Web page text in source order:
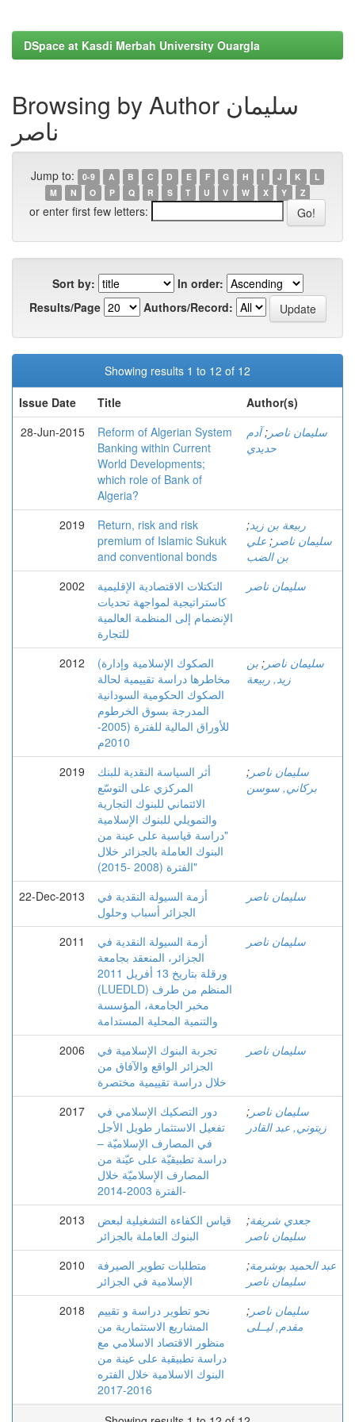
DSpace at Kasdi Merbah University Ouargla
Browsing by Author سليمان
ناصر
Jump to: 0-9 A B C D E F G H I J K
L
M
N O P Q R S T U V W X Y Z
or enter first few letters:
Sort by:
In order:
Results/Page
Authors/Record:
Showing results 1 to 12 of 12
Issue Date
Title
Author(s)
28-Jun-2015
Reform of Algerian System
Banking within Current
World Developments;
which role of Bank of
Algeria?
سليمان ناصر ;آدم
حديدي
2019
Return, risk and risk
premium of Islamic Sukuk
and conventional bonds
ربيعة بن زيد;
سليمان ناصر ; علي
بن الضب
2002
التكتلات الاقتصادية الإقليمية
كاستراتيجية لمواجهة تحديات
الإنضمام إلى المنظمة العالمية
للتجارة
سليمان ناصر
2012
(الصكوك الإسلامية وإدارة
مخاطرها دراسة تقييمية لحالة
الصكوك الحكومية السودانية
المدرجة بسوق الخرطوم
للأوراق المالية للفترة (2005-
2010م
سليمان ناصر ; بن
زيد, ربيعة
2019
أثر السياسة النقدية للبنك
المركزي على التوسّع
الائتماني للبنوك التجارية
والتمويلي للبنوك الإسلامية
"دراسة قياسية على عينة من
البنوك العاملة بالجزائر خلال
الفترة (2008 -2015)"
سليمان ناصر ;
بركاني, سوسن
22-Dec-2013
أزمة السيولة النقدية في
الجزائر أسباب وحلول
سليمان ناصر
2011
أزمة السيولة النقدية في
الجزائر، المنعقد بجامعة
ورقلة بتاريخ 13 أفريل 2011
(LUEDLD) المنظم من طرف
مخبر الجامعة، المؤسسة
والتنمية المحلية المستدامة
سليمان ناصر
2006
تجربة البنوك الإسلامية في
الجزائر الواقع والآفاق من
خلال دراسة تقييمية مختصرة
سليمان ناصر
2017
دور التصكيك الإسلامي في
تفعيل الاستثمار طويل الأجل
في المصارف الإسلاميّة –
دراسة تطبيقيّة على عيّنة من
المصارف الإسلاميّة خلال
الفترة 2003-2014-
سليمان ناصر ;
زيتوني, عبد القادر
2013
قياس الكفاءة التشغيلية لبعض
البنوك العاملة بالجزائر
جعدي شريفة;
سليمان ناصر
2010
متطلبات تطوير الصيرفة
الإسلامية في الجزائر
عبد الحميد بوشرمة;
سليمان ناصر
2018
نحو تطوير دراسة و تقييم
المشاريع الاستثمارية من
منظور الاقتصاد الاسلامي مع
دراسة تطبيقية على عينة من
البنوك الاسلامية خلال الفتره
2016-2017
سليمان ناصر ;
مقدم, ليــلى